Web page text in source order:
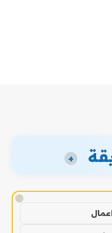
+
!